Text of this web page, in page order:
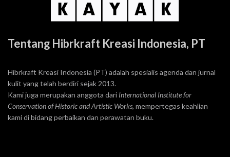
Tentang Hibrkraft Kreasi Indonesia, PT
Hibrkraft Kreasi Indonesia (PT) adalah spesialis agenda dan jurnal
kulit yang telah berdiri sejak 2013.
Kami juga merupakan anggota dari International Institute for
Conservation of Historic and Artistic Works, mempertegas keahlian
kami di bidang perbaikan dan perawatan buku.